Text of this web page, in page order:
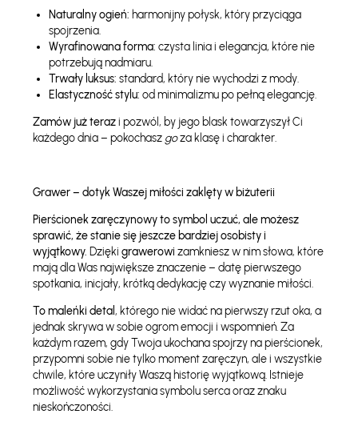
Naturalny ogień: harmonijny połysk, który przyciąga
spojrzenia.
Wyrafinowana forma: czysta linia i elegancja, które nie
potrzebują nadmiaru.
Trwały luksus: standard, który nie wychodzi z mody.
Elastyczność stylu: od minimalizmu po pełną elegancję.
Zamów już terazi pozwól, by jego blask towarzyszył Ci
każdego dnia – pokochasz goza klasę i charakter.
Grawer – dotyk Waszej miłości zaklęty w biżuterii
Pierścionek zaręczynowy to symbol uczuć, ale możesz
sprawić, że stanie się jeszcze bardziej osobisty i
wyjątkowy. Dzięki grawerowi zamkniesz w nim słowa, które
mają dla Was największe znaczenie – datę pierwszego
spotkania, inicjały, krótką dedykację czy wyznanie miłości.
To maleńki detal, którego nie widać na pierwszy rzut oka, a
jednak skrywa w sobie ogrom emocji i wspomnień. Za
każdym razem, gdy Twoja ukochana spojrzy na pierścionek,
przypomni sobie nie tylko moment zaręczyn, ale i wszystkie
chwile, które uczyniły Waszą historię wyjątkową. Istnieje
możliwość wykorzystania symbolu serca oraz znaku
nieskończoności.